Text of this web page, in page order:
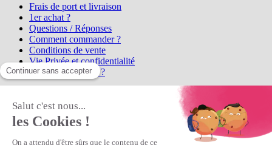
Frais de port et livraison
1er achat ?
Questions / Réponses
Comment commander ?
Conditions de vente
Vie Privée et confidentialité
Qui sommes-nous ?
la référence en perles et bijoux
perles en ligne, telles que les perles